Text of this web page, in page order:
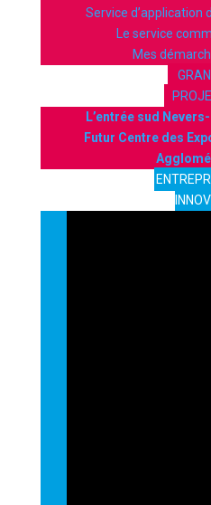
Service d’application
Le service
Mes
L’entrée sud
Futur Centre des